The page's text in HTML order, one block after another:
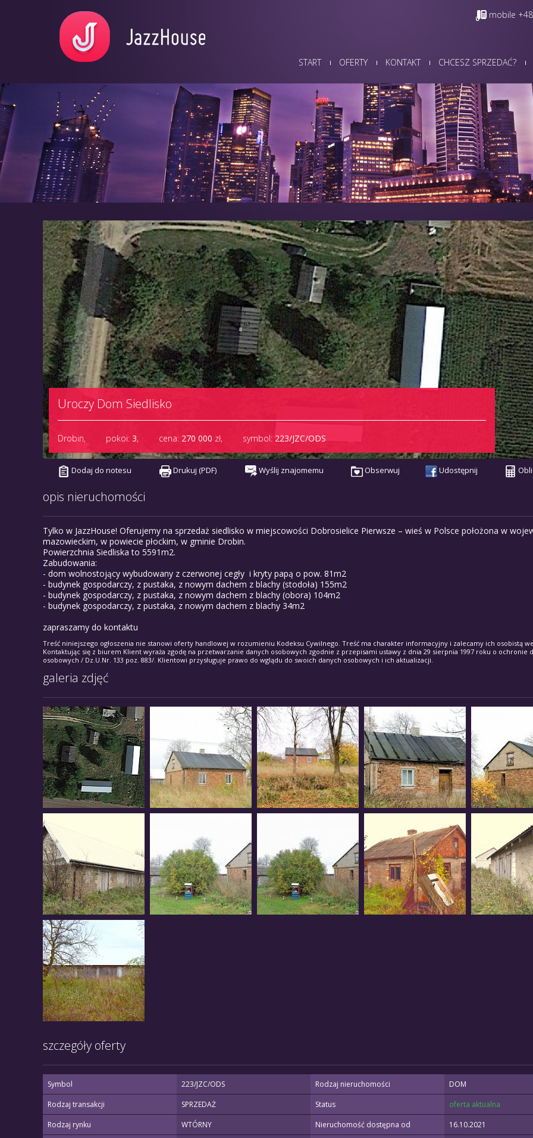
mobile
START OFERTY KONTAKT CHCESZ SPRZEDAĆ?
Uroczy Dom Siedlisko
Drobin, pokoi: 3, cena: 270 000 zł, symbol: 223/JZC/ODS
Dodaj do notesu Drukuj (PDF) Wyślij znajomemu Obserwuj Udostępnij
opis nieruchomości
Tylko w JazzHouse! Oferujemy na sprzedaż siedlisko w miejscowości Dobrosielice Pierwsze – wieś w Polsce położona w
mazowieckim, w powiecie płockim, w gminie Drobin.
Powierzchnia Siedliska to 5591m2.
Zabudowania:
- dom wolnostojący wybudowany z czerwonej cegły i kryty papą o pow. 81m2
- budynek gospodarczy, z pustaka, z nowym dachem z blachy (stodoła) 155m2
- budynek gospodarczy, z pustaka, z nowym dachem z blachy (obora) 104m2
- budynek gospodarczy, z pustaka, z nowym dachem z blachy 34m2
zapraszamy do kontaktu
Treść niniejszego ogłoszenia nie stanowi oferty handlowej w rozumieniu Kodeksu Cywilnego. Treść ma charakter informacyjny i zalecamy ich osobistą
Kontaktując się z biurem Klient wyraża zgodę na przetwarzanie danych osobowych zgodnie z przepisami ustawy z dnia 29 sierpnia 1997 roku o ochronie
osobowych / Dz.U.Nr. 133 poz. 883/. Klientowi przysługuje prawo do wglądu do swoich danych osobowych i ich aktualizacji.
galeria zdjęć
szczegóły oferty
Symbol 223/JZC/ODS Rodzaj nieruchomości
DOM
Rodzaj transakcji
SPRZEDAŻ Status
oferta aktualna
Rodzaj rynku
WTÓRNY Nieruchomość dostępna od 16.10.2021